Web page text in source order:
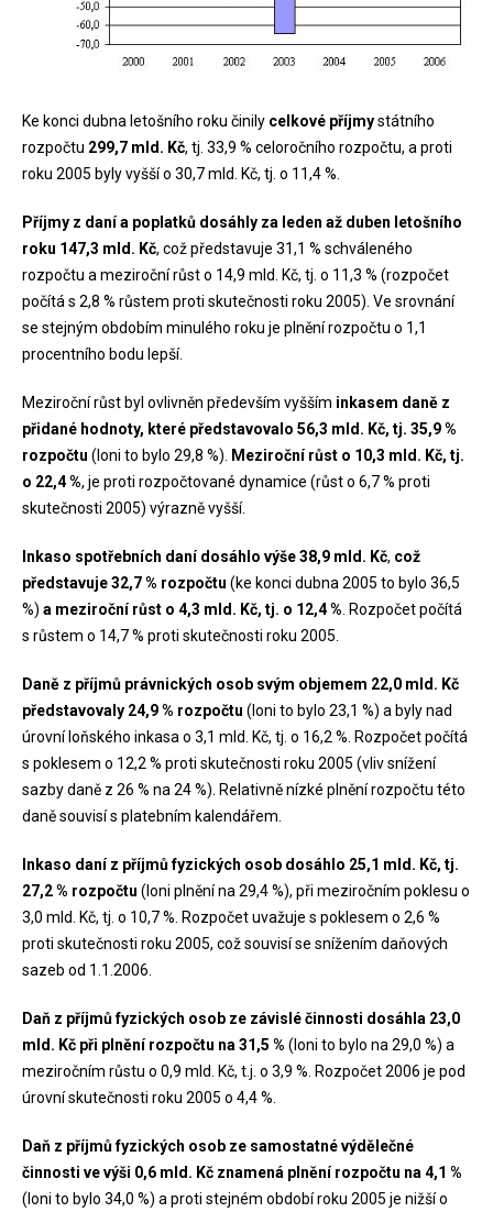
Ke konci dubna letošního roku činily celkové příjmystátního
rozpočtu 299,7 mld. Kč, tj. 33,9 % celoročního rozpočtu, a proti
roku 2005 byly vyšší o 30,7 mld. Kč, tj. o 11,4 %.
Příjmy z daní a poplatků dosáhly za leden až duben letošního
roku 147,3 mld. Kč, což představuje 31,1 % schváleného
rozpočtu a meziroční růst o 14,9 mld. Kč, tj. o 11,3 % (rozpočet
počítá s 2,8 % růstem proti skutečnosti roku 2005). Ve srovnání
se stejným obdobím minulého roku je plnění rozpočtu o 1,1
procentního bodu lepší.
Meziroční růst byl ovlivněn především vyšším inkasem daně z
přidané hodnoty, které představovalo 56,3 mld. Kč, tj. 35,9 %
rozpočtu (loni to bylo 29,8 %). Meziroční růst o 10,3 mld. Kč, tj.
o 22,4 %, je proti rozpočtované dynamice (růst o 6,7 % proti
skutečnosti 2005) výrazně vyšší.
Inkaso spotřebních daní dosáhlo výše 38,9 mld. Kč, což
představuje 32,7 % rozpočtu (ke konci dubna 2005 to bylo 36,5
%) a meziroční růst o 4,3 mld. Kč, tj. o 12,4 %. Rozpočet počítá
s růstem o 14,7 % proti skutečnosti roku 2005.
Daně z příjmů právnických osob svým objemem 22,0 mld. Kč
představovaly 24,9 % rozpočtu (loni to bylo 23,1 %) a byly nad
úrovní loňského inkasa o 3,1 mld. Kč, tj. o 16,2 %. Rozpočet počítá
s poklesem o 12,2 % proti skutečnosti roku 2005 (vliv snížení
sazby daně z 26 % na 24 %). Relativně nízké plnění rozpočtu této
daně souvisí s platebním kalendářem.
Inkaso daní z příjmů fyzických osob dosáhlo 25,1 mld. Kč, tj.
27,2 % rozpočtu (loni plnění na 29,4 %), při meziročním poklesu o
3,0 mld. Kč, tj. o 10,7 %. Rozpočet uvažuje s poklesem o 2,6 %
proti skutečnosti roku 2005, což souvisí se snížením daňových
sazeb od 1.1.2006.
Daň z příjmů fyzických osob ze závislé činnosti dosáhla 23,0
mld. Kč při plnění rozpočtu na 31,5 % (loni to bylo na 29,0 %) a
meziročním růstu o 0,9 mld. Kč, t.j. o 3,9 %. Rozpočet 2006 je pod
úrovní skutečnosti roku 2005 o 4,4 %.
Daň z příjmů fyzických osob ze samostatné výdělečné
činnosti ve výši 0,6 mld. Kč znamená plnění rozpočtu na 4,1 %
(loni to bylo 34,0 %) a proti stejném období roku 2005 je nižší o